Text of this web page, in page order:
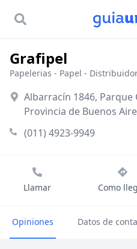
Grafipel
Papelerias - Papel -
Albarracín 1846, Parque
Provincia de Buenos
(011) 4923-9949
Llamar Como
Opiniones Datos de